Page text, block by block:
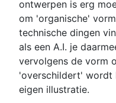
ontwerpen is erg
om 'organische'
technische dingen
als een A.I. je
vervolgens de vorm
'overschildert' wordt
eigen illustratie.